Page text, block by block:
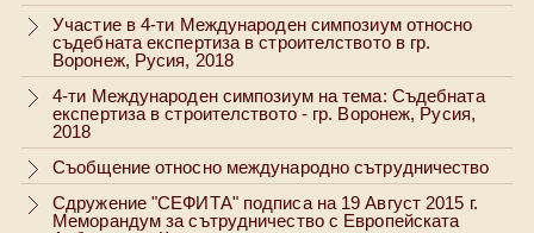
Участие в 4-ти Международен симпозиум относно
съдебната експертиза в строителството в гр.
Воронеж, Русия, 2018
4-ти Международен симпозиум на тема: Съдебната
експертиза в строителството - гр. Воронеж, Русия,
2018
Съобщение относно международно сътрудничество
Сдружение "СЕФИТА" подписа на 19 Август 2015 г.
Меморандум за сътрудничество с Европейската